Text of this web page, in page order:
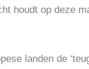
houdt op deze
landen de